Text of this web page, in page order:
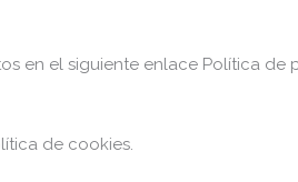
en el siguiente enlace Política de
de cookies.